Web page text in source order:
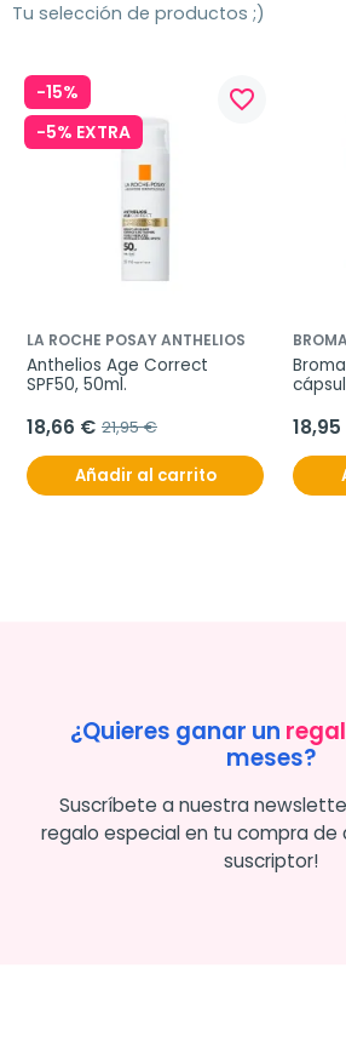
Tu selección de productos ;)
-15%
-5% EXTRA
favorite_border
LA ROCHE POSAY ANTHELIOS
Anthelios Age Correct
SPF50, 50ml.
18,66 € 21,95 €
Añadir al carrito
¿Quieres ganar un
meses?
Suscríbete a nuestra
regalo especial en tu compra de
suscriptor!